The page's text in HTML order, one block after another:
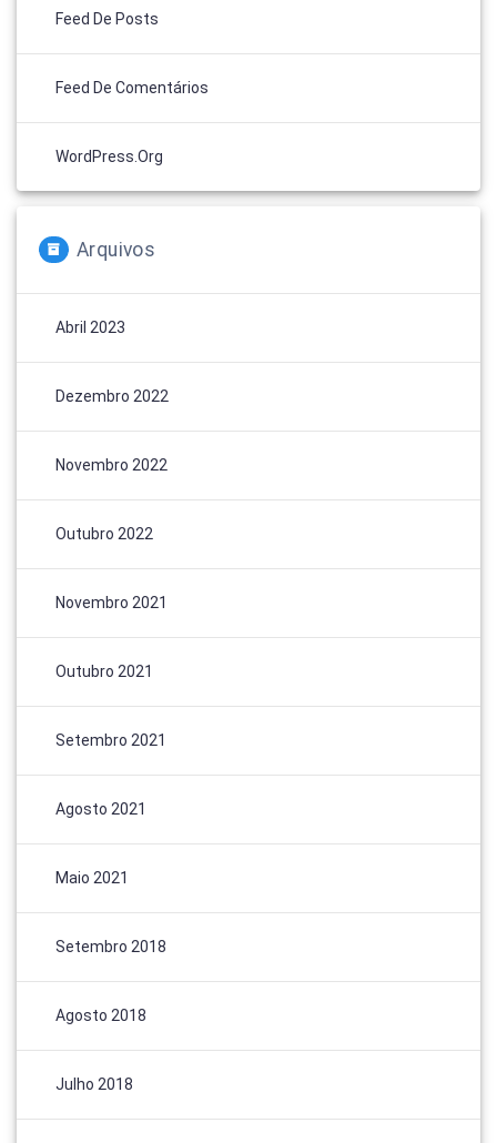
Feed De Posts
Feed De Comentários
WordPress.org
Arquivos
Abril 2023
Dezembro 2022
Novembro 2022
Outubro 2022
Novembro 2021
Outubro 2021
Setembro 2021
Agosto 2021
Maio 2021
Setembro 2018
Agosto 2018
Julho 2018